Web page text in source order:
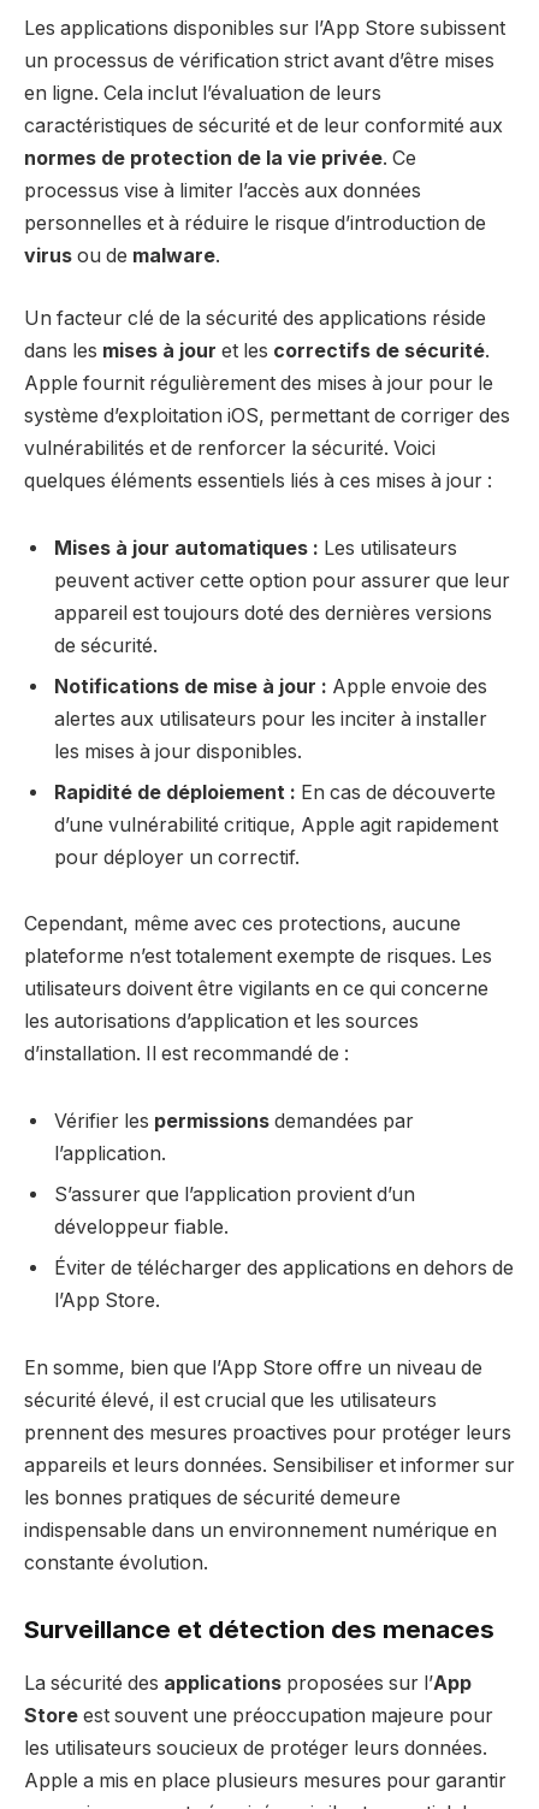
Les applications disponibles sur l’App Store subissent
un processus de vérification strict avant d’être mises
en ligne. Cela inclut l’évaluation de leurs
caractéristiques de sécurité et de leur conformité aux
normes de protection de la vie privée. Ce
processus vise à limiter l’accès aux données
personnelles et à réduire le risque d’introduction de
virus ou de malware.
Un facteur clé de la sécurité des applications réside
dans les mises à jour et les correctifs de sécurité.
Apple fournit régulièrement des mises à jour pour le
système d’exploitation iOS, permettant de corriger des
vulnérabilités et de renforcer la sécurité. Voici
quelques éléments essentiels liés à ces mises à jour :
Mises à jour automatiques : Les utilisateurs
peuvent activer cette option pour assurer que leur
appareil est toujours doté des dernières versions
de sécurité.
Notifications de mise à jour : Apple envoie des
alertes aux utilisateurs pour les inciter à installer
les mises à jour disponibles.
Rapidité de déploiement : En cas de découverte
d’une vulnérabilité critique, Apple agit rapidement
pour déployer un correctif.
Cependant, même avec ces protections, aucune
plateforme n’est totalement exempte de risques. Les
utilisateurs doivent être vigilants en ce qui concerne
les autorisations d’application et les sources
d’installation. Il est recommandé de :
Vérifier les permissions demandées par
l’application.
S’assurer que l’application provient d’un
développeur fiable.
Éviter de télécharger des applications en dehors de
l’App Store.
En somme, bien que l’App Store offre un niveau de
sécurité élevé, il est crucial que les utilisateurs
prennent des mesures proactives pour protéger leurs
appareils et leurs données. Sensibiliser et informer sur
les bonnes pratiques de sécurité demeure
indispensable dans un environnement numérique en
constante évolution.
Surveillance et détection des menaces
La sécurité des applications proposées sur l’App
Store est souvent une préoccupation majeure pour
les utilisateurs soucieux de protéger leurs données.
Apple a mis en place plusieurs mesures pour garantir